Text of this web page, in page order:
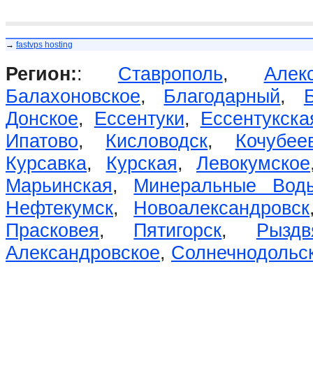
→ fastvps hosting
Регион:: Ставрополь,
Балахоновское, Благодарный,
Донское, Ессентуки,
Ипатово, Кисловодск,
Курсавка, Курская, Левокумское
Марьинская, Минеральные
Нефтекумск, Новоалександровск
Прасковея, Пятигорск,
Александровское,